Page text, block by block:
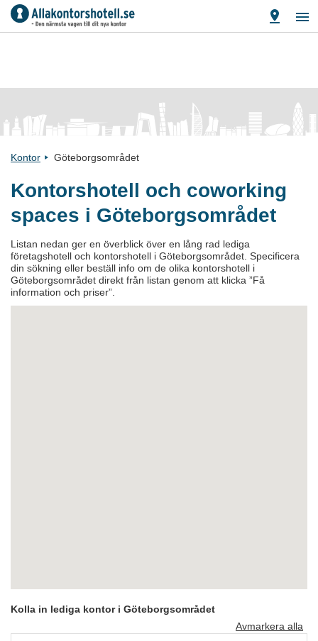
Kontor Göteborgsområdet
Kontorshotell och coworking
spaces i Göteborgsområdet
Listan nedan ger en överblick över en lång rad lediga
företagshotell och kontorshotell i Göteborgsområdet. Specificera
din sökning eller beställ info om de olika kontorshotell i
Göteborgsområdet direkt från listan genom att klicka ”Få
information och priser”.
Kolla in lediga kontor i Göteborgsområdet
Avmarkera alla